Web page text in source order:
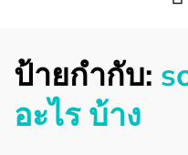
ป้ายกำกับ:
อะไร บ้าง